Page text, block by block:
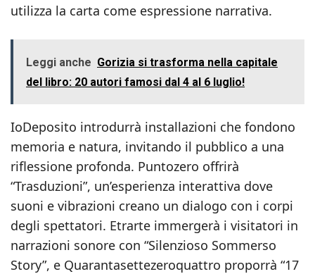
utilizza la carta come espressione narrativa.
Leggi anche Gorizia si trasforma nella capitale
del libro: 20 autori famosi dal 4 al 6 luglio!
IoDeposito introdurrà installazioni che fondono
memoria e natura, invitando il pubblico a una
riflessione profonda. Puntozero offrirà
“Trasduzioni”, un’esperienza interattiva dove
suoni e vibrazioni creano un dialogo con i corpi
degli spettatori. Etrarte immergerà i visitatori in
narrazioni sonore con “Silenzioso Sommerso
Story”, e Quarantasettezeroquattro proporrà “17